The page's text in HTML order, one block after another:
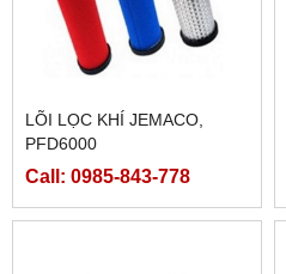
LÕI LỌC KHÍ JEMACO,
PFD6000
Call: 0985-843-778